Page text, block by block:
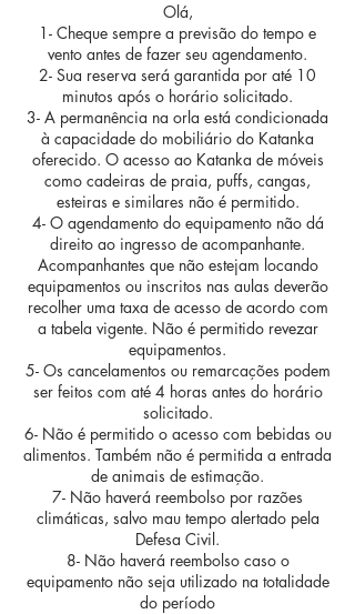
Olá,
1- Cheque sempre a previsão do tempo e
vento antes de fazer seu agendamento.
2- Sua reserva será garantida por até 10
minutos após o horário solicitado.
3- A permanência na orla está condicionada
à capacidade do mobiliário do Katanka
oferecido. O acesso ao Katanka de móveis
como cadeiras de praia, puffs, cangas,
esteiras e similares não é permitido.
4- O agendamento do equipamento não dá
direito ao ingresso de acompanhante.
Acompanhantes que não estejam locando
equipamentos ou inscritos nas aulas deverão
recolher uma taxa de acesso de acordo com
a tabela vigente. Não é permitido revezar
equipamentos.
5- Os cancelamentos ou remarcações podem
ser feitos com até 4 horas antes do horário
solicitado.
6- Não é permitido o acesso com bebidas ou
alimentos. Também não é permitida a entrada
de animais de estimação.
7- Não haverá reembolso por razões
climáticas, salvo mau tempo alertado pela
Defesa Civil.
8- Não haverá reembolso caso o
equipamento não seja utilizado na totalidade
do período